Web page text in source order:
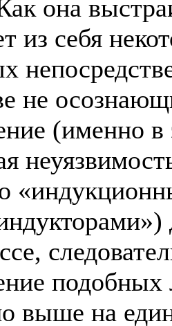
она
из себя
не
(именно в
выше на